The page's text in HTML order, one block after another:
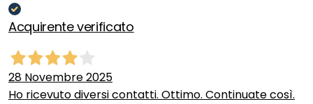
Acquirente verificato
28 Novembre 2025
Ho ricevuto diversi contatti. Ottimo. Continuate così.